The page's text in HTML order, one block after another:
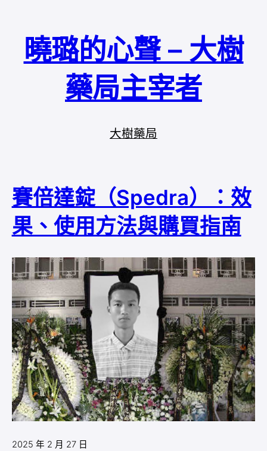
曉璐的心聲 – 大樹
藥局主宰者
大樹藥局
賽倍達錠（Spedra）：效
果、使用方法與購買指南
2025 年 2 月 27 日